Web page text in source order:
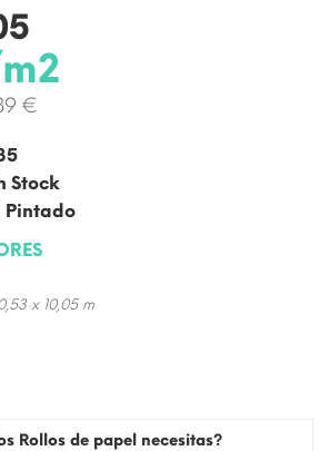
€
Stock
Pintado
x 10,05 m
Rollos de papel necesitas?